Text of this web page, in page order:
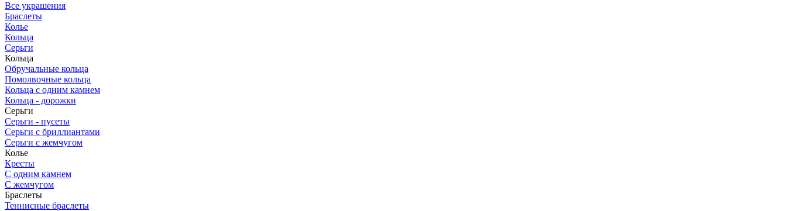
Все украшения
Браслеты
Колье
Кольца
Серьги
Кольца
Обручальные кольца
Помолвочные кольца
Кольца c одним камнем
Кольца - дорожки
Серьги
Серьги - пусеты
Серьги с бриллиантами
Серьги с жемчугом
Колье
Кресты
С одним камнем
С жемчугом
Браслеты
Теннисные браслеты